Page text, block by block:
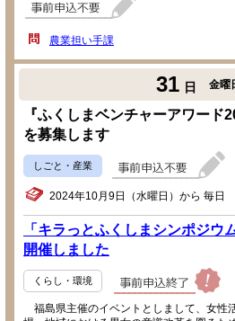
農業担い手課
31 日 金曜
『ふくしまベンチャーアワード
を募集します
しごと・産業
2024年10月9日（水曜日）から 毎日
「キラっとふくしまシンポジウ
開催しました
くらし・環境
福島県主催のイベントとしまして、女性